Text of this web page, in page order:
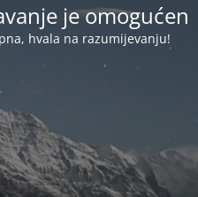
je omogućen
hvala na razumijevanju!